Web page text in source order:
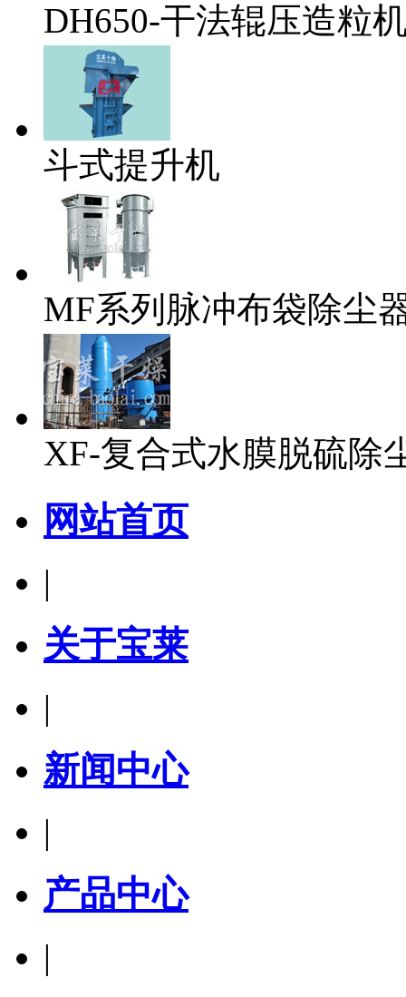
DH650-干法辊压造粒
斗式提升机
MF系列脉冲布袋除尘
XF-复合式水膜脱硫除
网站首页
|
关于宝莱
|
新闻中心
|
产品中心
|